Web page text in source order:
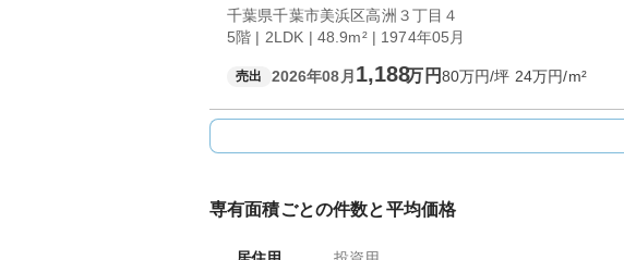
千葉県千葉市美浜区高洲３丁目４
5階 | 2LDK | 48.9m² | 1974年05月
売出 2026年08月 1,188万円80万円/坪 24万円/m²
専有面積ごとの件数と平均価格